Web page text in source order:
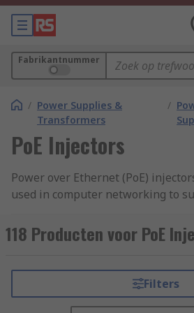
Fabrikantnummer
/ Power Supplies &
Transformers
/
PoE Injectors
Power over Ethernet (PoE)
used in computer networking to
technology allows both power and
transmitted over a single Ethernet
for devices such as IP cameras,
points, VoIP phones, and other
118 Producten voor PoE
Filters